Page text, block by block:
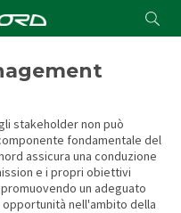
Submit
stakeholder non può
fondamentale del
assicura una conduzione
e i propri obiettivi
un adeguato
nell'ambito della